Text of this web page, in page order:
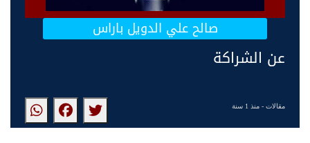
صالح علي الدويل باراس
عن الشراكة
مقالات- منذ 1 سنة